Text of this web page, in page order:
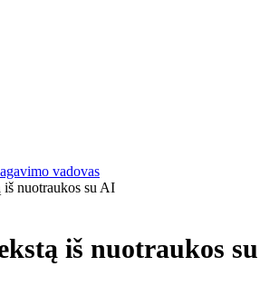
vadovas
iš nuotraukos su AI
iš nuotraukos su